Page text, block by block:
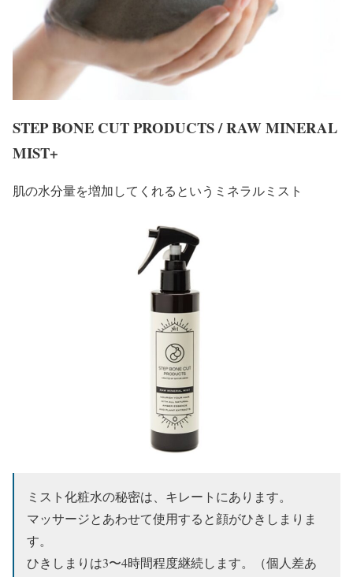
STEP BONE CUT PRODUCTS / RAW MINERAL
MIST+
肌の水分量を増加してくれるというミネラルミスト
ミスト化粧水の秘密は、キレートにあります。
マッサージとあわせて使用すると顔がひきしまりま
す。
ひきしまりは3〜4時間程度継続します。（個人差あ